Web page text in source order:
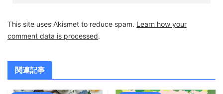
This site uses Akismet to reduce spam. Learn how your
comment data is processed.
関連記事